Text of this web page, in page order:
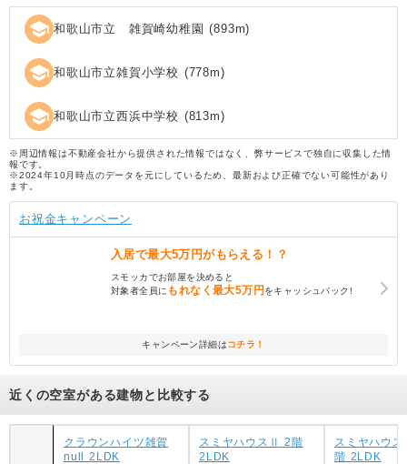
school 和歌山市立 雑賀崎幼稚園 (893m)
school 和歌山市立雑賀小学校 (778m)
school 和歌山市立西浜中学校 (813m)
※周辺情報は不動産会社から提供された情報ではなく、弊サービスで独自に収集した情
報です。
※2024年10月時点のデータを元にしているため、最新および正確でない可能性があり
ます。
お祝金キャンペーン
入居で最大5万円がもらえる！？
スモッカでお部屋を決めると
対象者全員に もれなく最大5万円をキャッシュバック!
キャンペーン詳細はコチラ！
近くの空室がある建物と比較する
クラウンハイツ雑賀
null 2LDK
スミヤハウスⅡ 2階
2LDK
スミヤハウ
階 2LDK